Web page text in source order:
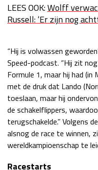
GP QATAR 2026
Kwalificatie
Race
LEES OOK:Wolff
Russell: ‘Er zijn nog
“Hij is volwassen
Speed-podcast. “Hij zit
Formule 1, maar hij had (in
met de druk dat Lando
toeslaan, maar hij
de schakelflippers,
terugschakelde.” Volgens
alsnog de race te winnen,
wereldkampioenschap te
Racestarts